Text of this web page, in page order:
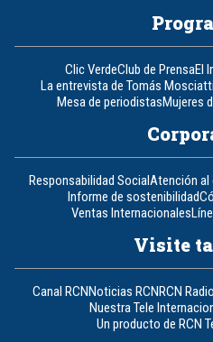
Clic VerdeClub de PrensaEl
La entrevista de Tomás Mosciatti
Mesa de periodistasMujeres
Responsabilidad SocialAtención al
Informe de sostenibilidad
Ventas Internacionales
Visite
Canal RCNNoticias RCNRCN Radio
Nuestra Tele
Un producto de RCN